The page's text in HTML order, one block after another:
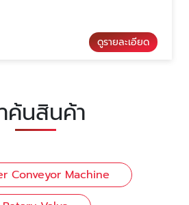
ดูรายละเอียด
ค้นสินค้า
Conveyor Machine